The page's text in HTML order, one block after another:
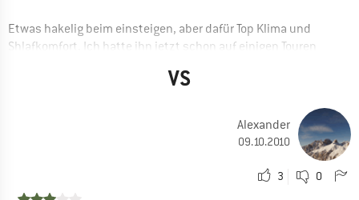
Etwas hakelig beim einsteigen, aber dafür Top Klima und
Shlafkomfort. Ich hatte ihn jetzt schon auf einigen Touren
den etwas hakeligen Einstieg, aber den hat man eigentlich
VS
Alexander
09.10.2010
3 0